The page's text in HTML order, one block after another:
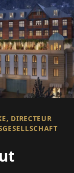
DIRECTEUR